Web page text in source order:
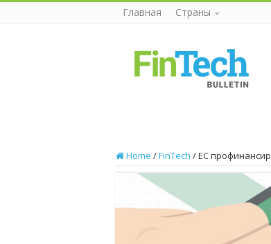
Главная Страны
Home /FinTech /ЕС